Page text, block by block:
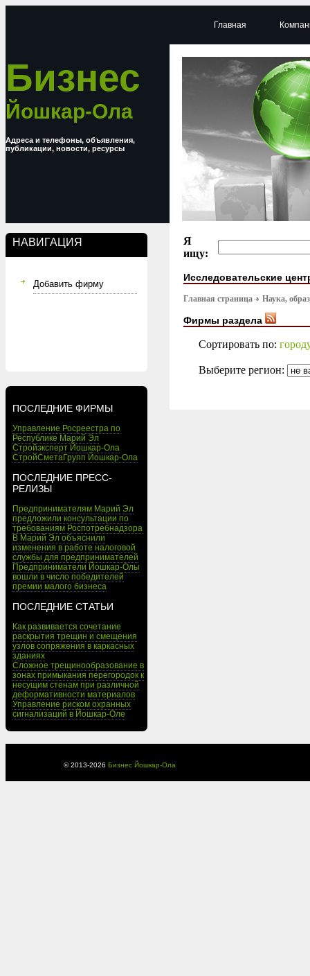
Бизнес
Йошкар-Ола
Адреса и телефоны, объявления,
публикации, новости, ресурсы
НАВИГАЦИЯ
Добавить фирму
ПОСЛЕДНИЕ ФИРМЫ
Управление Росреестра по
Республике Марий Эл
Стройэксперт Йошкар-Ола
СтройСметаГрупп Йошкар-Ола
ПОСЛЕДНИЕ ПРЕСС-
РЕЛИЗЫ
Предпринимателям Марий Эл
предложили консультации по
требованиям Роспотребнадзора
В Марий Эл объяснили
изменения в работе налоговой
службы для предпринимателей
Предприниматели Йошкар-Олы
вошли в число победителей
премии малого бизнеса
ПОСЛЕДНИЕ СТАТЬИ
Как развивается сочетание
раскрытия трещин и смещения
узлов сопряжения в каркасных
зданиях
Сложное трещинообразование в
зонах примыкания перегородок к
несущим стенам при различной
деформативности материалов
Управление риском охранных
сигнализаций в Йошкар-Оле
Главная
Я
ищу:
Исследовательские
Главная страница Наука,
Фирмы раздела
Сортировать по:
Выберите регион:
© 2013-2026 Бизнес Йошкар-Ола